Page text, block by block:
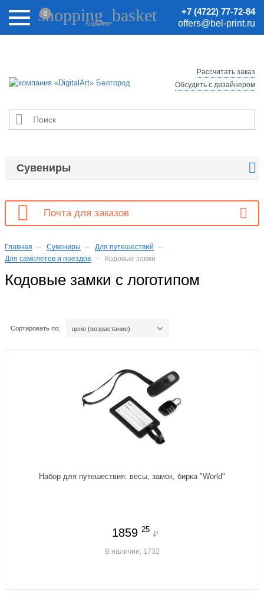
Внимание! Цены на сайте могут быть неактуальными.
Актуальные цены уточняйте у менеджеров.
+7 (4722) 77-72-84
offers@bel-print.ru
shopping_basket
Корзина
0

Рассчитать заказ
Обсудить с дизайнером
Сувениры 
 Почта для заказов
Главная Сувениры
Для путешествий
Для самолетов и поездов
Кодовые замки
Кодовые замки с логотипом
Сортировать по: цене (возрастание)
Набор для путешествия: весы, замок, бирка "World"
1859 25 ₽
В наличии: 1732